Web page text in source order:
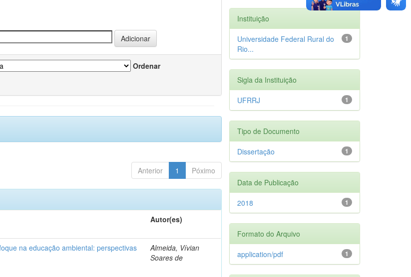
Ordenar
Anterior 1 Póximo
Autor(es)
na educação ambiental: perspectivas
Almeida, Vívian
Soares de
Instituição
1
Universidade Federal Rural do
Rio...
Sigla da Instituição
1
UFRRJ
Tipo de Documento
1
Dissertação
Data de Publicação
1
2018
Formato do Arquivo
1
application/pdf